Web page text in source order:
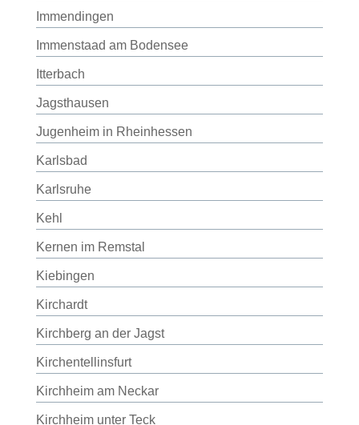
Immendingen
Immenstaad am Bodensee
Itterbach
Jagsthausen
Jugenheim in Rheinhessen
Karlsbad
Karlsruhe
Kehl
Kernen im Remstal
Kiebingen
Kirchardt
Kirchberg an der Jagst
Kirchentellinsfurt
Kirchheim am Neckar
Kirchheim unter Teck